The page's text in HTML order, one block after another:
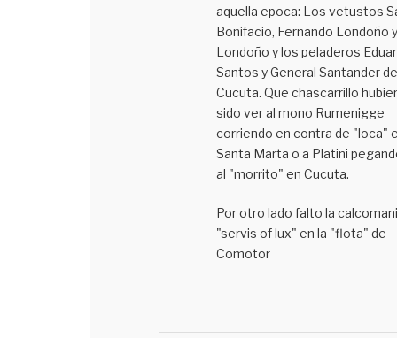
aquella epoca: Los vetustos
Bonifacio, Fernando Londoño y
Londoño y los peladeros
Santos y General Santander de
Cucuta. Que chascarrillo
sido ver al mono Rumenigge
corriendo en contra de "loca"
Santa Marta o a Platini
al "morrito" en Cucuta.
Por otro lado falto la
"servis of lux" en la "flota" de
Comotor